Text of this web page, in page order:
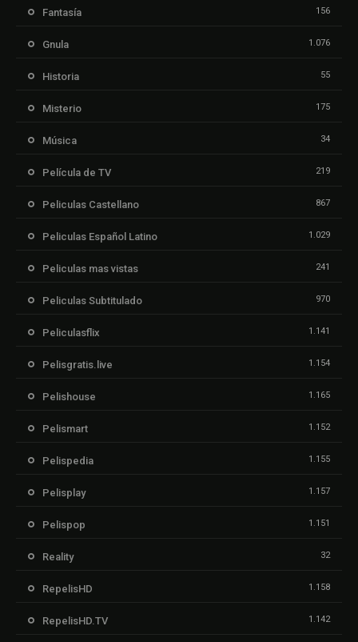
Fantasía 156
Gnula 1.076
Historia 55
Misterio 175
Música 34
Película de TV 219
Peliculas Castellano 867
Peliculas Español Latino 1.029
Peliculas mas vistas 241
Peliculas Subtitulado 970
Peliculasflix 1.141
Pelisgratis.live 1.154
Pelishouse 1.165
Pelismart 1.152
Pelispedia 1.155
Pelisplay 1.157
Pelispop 1.151
Reality 32
RepelisHD 1.158
RepelisHD.TV 1.142